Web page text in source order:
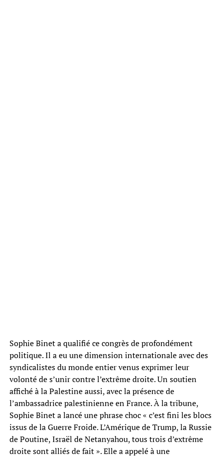
Sophie Binet a qualifié ce congrès de profondément
politique. Il a eu une dimension internationale avec des
syndicalistes du monde entier venus exprimer leur
volonté de s’unir contre l’extrême droite. Un soutien
affiché à la Palestine aussi, avec la présence de
l’ambassadrice palestinienne en France. À la tribune,
Sophie Binet a lancé une phrase choc « c’est fini les blocs
issus de la Guerre Froide. L’Amérique de Trump, la Russie
de Poutine, Israël de Netanyahou, tous trois d’extrême
droite sont alliés de fait ». Elle a appelé à une